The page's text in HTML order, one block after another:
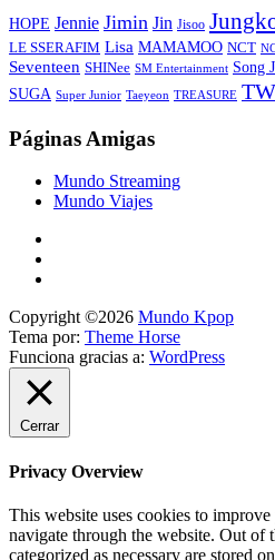
HOPE Jennie Jimin Jin Jisoo
LE SSERAFIM Lisa MAMAMOO NCT
Seventeen SHINee SM Entertainment Song
SUGA Super Junior Taeyeon TREASURE
Páginas Amigas
Mundo Streaming
Mundo Viajes
Copyright ©2026 Mundo Kpop
Tema por: Theme Horse
Funciona gracias a: WordPress
Cerrar
Privacy Overview
This website uses cookies to
navigate through the website. Out of
categorized as necessary are stored